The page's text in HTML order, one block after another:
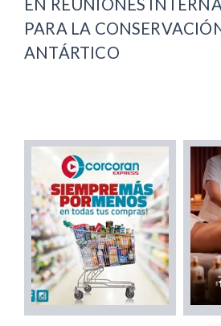
EN REUNIONES
PARA LA
ANTÁRTICO